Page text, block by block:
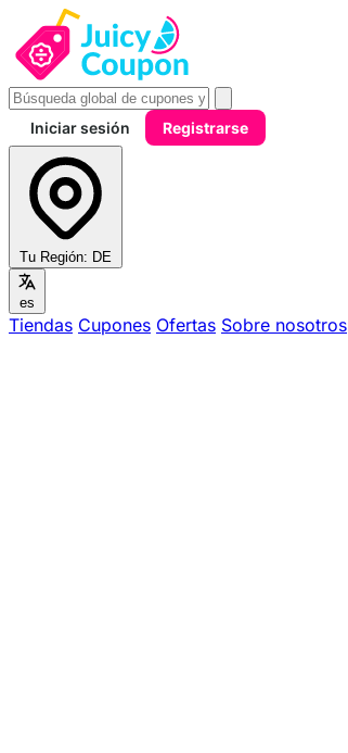
Iniciar sesión Registrarse
Tu Región: DE
es
Tiendas Cupones Ofertas Sobre nosotros